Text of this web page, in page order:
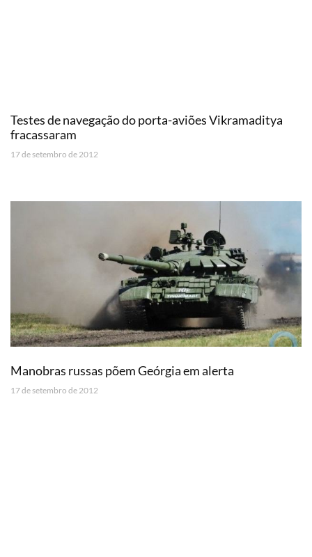
Testes de navegação do porta-aviões Vikramaditya
fracassaram
17 de setembro de 2012
Manobras russas põem Geórgia em alerta
17 de setembro de 2012